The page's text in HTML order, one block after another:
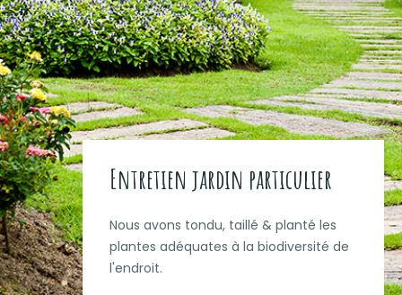
Entretien jardin particulier
Nous avons tondu, taillé & planté les
plantes adéquates à la biodiversité de
l'endroit.